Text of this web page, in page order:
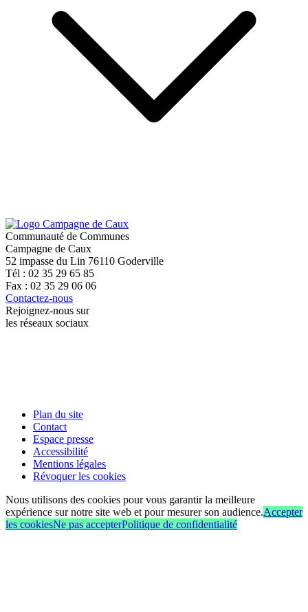
Communauté de Communes
Campagne de Caux
52 impasse du Lin 76110 Goderville
Tél : 02 35 29 65 85
Fax : 02 35 29 06 06
Contactez-nous
Rejoignez-nous sur
les réseaux sociaux
Plan du site
Contact
Espace presse
Accessibilité
Mentions légales
Révoquer les cookies
Nous utilisons des cookies pour vous garantir la meilleure
expérience sur notre site web et pour mesurer son audience.Accepter
les cookiesNe pas accepterPolitique de confidentialité